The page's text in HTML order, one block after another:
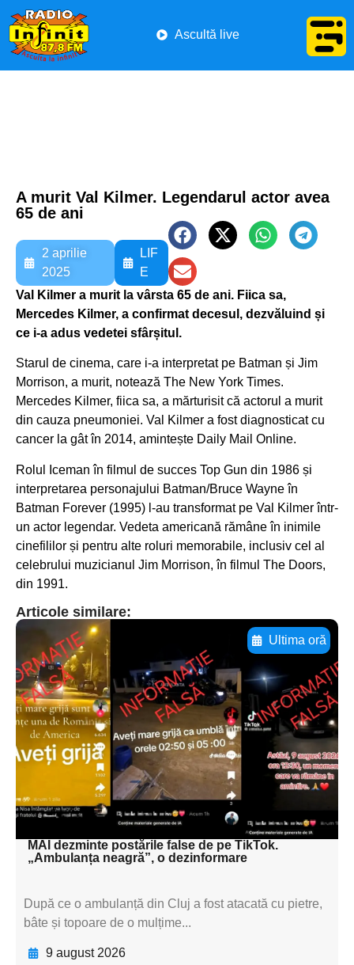
Ascultă live
A murit Val Kilmer. Legendarul actor avea
65 de ani
2 aprilie
2025
LIF
E
Val Kilmer a murit la vârsta 65 de ani. Fiica sa,
Mercedes Kilmer, a confirmat decesul, dezvăluind și
ce i-a adus vedetei sfârșitul.
Starul de cinema, care i-a interpretat pe Batman și Jim
Morrison, a murit, notează The New York Times.
Mercedes Kilmer, fiica sa, a mărturisit că actorul a murit
din cauza pneumoniei. Val Kilmer a fost diagnosticat cu
cancer la gât în ​​2014, amintește Daily Mail Online.
Rolul Iceman în filmul de succes Top Gun din 1986 și
interpretarea personajului Batman/Bruce Wayne în
Batman Forever (1995) l-au transformat pe Val Kilmer într-
un actor legendar. Vedeta americană rămâne în inimile
cinefililor și pentru alte roluri memorabile, inclusiv cel al
celebrului muzicianul Jim Morrison, în filmul The Doors,
din 1991.
Articole similare:
Ultima oră
Adaugă aici textul pentru
subtitluAdaugă aici
textul pentru
subtitluAdaugă aici
textul pentru
subtitluAdaugă aici
textul pentru subti
MAI dezminte postările false de pe TikTok.
„Ambulanța neagră”, o dezinformare
După ce o ambulanță din Cluj a fost atacată cu pietre,
bâte și topoare de o mulțime...
9 august 2026